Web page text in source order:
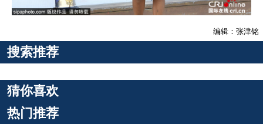
编辑：张津铭
搜索推荐
猜你喜欢
热门推荐